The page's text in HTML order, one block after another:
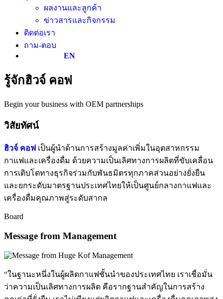
ผลงานและลูกค้า
ข่าวสารและกิจกรรม
ติดต่อเรา
ถาม-ตอบ
EN
รู้จักฮิวจ์ คอฟ
Begin your business with OEM partnerships
วิสัยทัศน์
ฮิวจ์ คอฟ เป็นผู้นำด้านการสร้างมูลค่าเพิ่มในอุตสาหกรรม
กาแฟและเครื่องดื่ม ด้วยความเป็นเลิศทางการผลิตที่ขับเคลื่อน
การเติบโตทางธุรกิจร่วมกับพันธมิตรทุกภาคส่วนอย่างยั่งยืน
และยกระดับมาตรฐานประเทศไทยให้เป็นศูนย์กลางกาแฟและ
เครื่องดื่มคุณภาพสู่ระดับสากล
Board
Message from Management
“ในฐานะหนึ่งในผู้ผลิตกาแฟชั้นนำของประเทศไทย เราเชื่อมั่น
ว่าความเป็นเลิศทางการผลิต คือรากฐานสำคัญในการสร้าง